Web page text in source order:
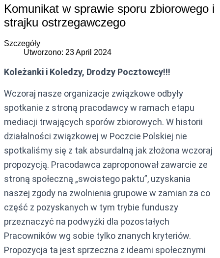
Komunikat w sprawie sporu zbiorowego i
strajku ostrzegawczego
Szczegóły
Utworzono: 23 April 2024
Koleżanki i Koledzy, Drodzy Pocztowcy!!!
Wczoraj nasze organizacje związkowe odbyły
spotkanie z stroną pracodawcy w ramach etapu
mediacji trwających sporów zbiorowych. W historii
działalności związkowej w Poczcie Polskiej nie
spotkaliśmy się z tak absurdalną jak złożona wczoraj
propozycją. Pracodawca zaproponował zawarcie ze
stroną społeczną „swoistego paktu”, uzyskania
naszej zgody na zwolnienia grupowe w zamian za co
część z pozyskanych w tym trybie funduszy
przeznaczyć na podwyżki dla pozostałych
Pracowników wg sobie tylko znanych kryteriów.
Propozycja ta jest sprzeczna z ideami społecznymi